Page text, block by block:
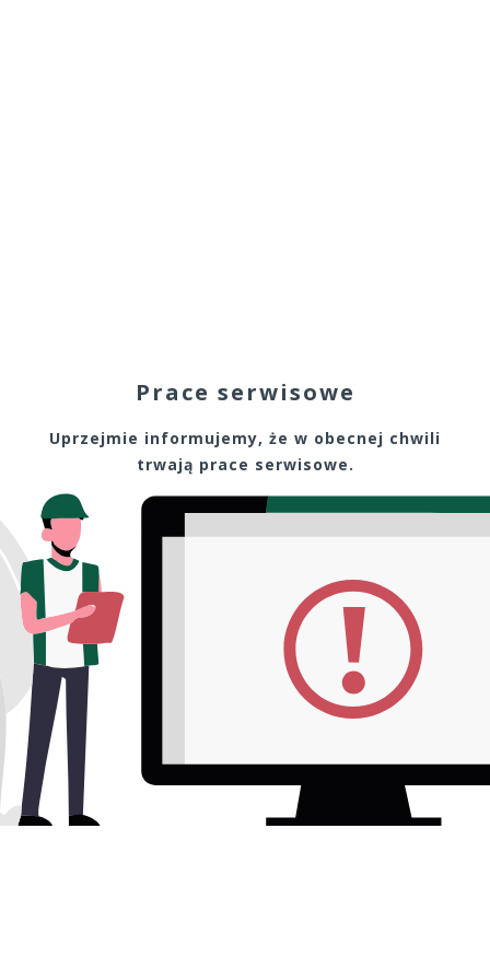
Prace serwisowe
Uprzejmie informujemy, że w obecnej chwili
trwają prace serwisowe.